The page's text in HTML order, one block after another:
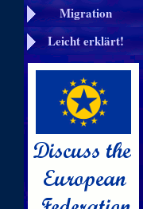
Migration
Leicht erklärt!